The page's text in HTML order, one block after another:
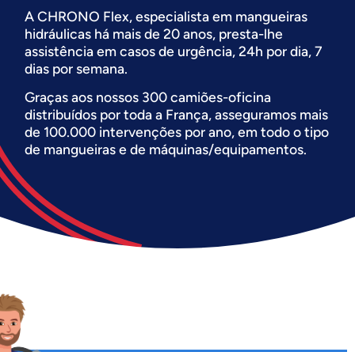
A CHRONO Flex, especialista em mangueiras
hidráulicas há mais de 20 anos, presta-lhe
assistência em casos de urgência, 24h por dia, 7
dias por semana.
Graças aos nossos 300 camiões-oficina
distribuídos por toda a França, asseguramos mais
de 100.000 intervenções por ano, em todo o tipo
de mangueiras e de máquinas/equipamentos.